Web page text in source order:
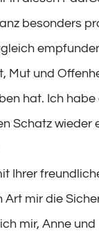
besonders
Mut und
hat. Ich habe
Schatz wieder
Ihrer
Art mir die
mir, Anne und